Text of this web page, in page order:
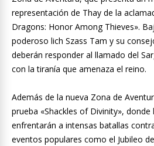
representación de Thay de la
Dragons: Honor Among Thieves».
poderoso lich Szass Tam y su
deberán responder al llamado del
con la tiranía que amenaza el reino.
Además de la nueva Zona de
prueba «Shackles of Divinity»,
enfrentarán a intensas batallas
eventos populares como el Jubileo